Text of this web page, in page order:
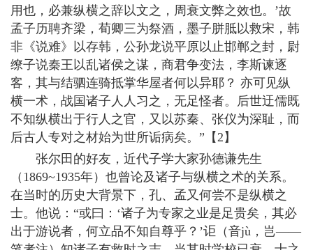
用也，必兼纵横之辞以文之，周衰文弊之效也。’故
孟子历聘齐梁，荀卿三为祭酒，墨子胼胝以救宋，韩
非《说难》以存韩，公孙龙说平原以止邯郸之封，尉
缭子说秦王以乱诸侯之谋，商君争变法，李斯谏逐
客，其与结驷连骑抵掌华屋者何以异耶？ 亦可见纵
横一术，战国诸子人人习之，无足怪者。后世迂儒既
不知纵横出于行人之官，又以苏秦、张仪为深耻，而
后古人专对之材始为世所诟病矣。”【2】
张尔田的好友，近代子学大家孙德谦先生
（1869~1935年）也曾论及诸子与纵横之术的关系。
在当时的历史大背景下，孔、孟又何尝不是纵横之
士。他说：“或曰：‘诸子为专家之业是足贵矣，其必
出于游说者，何立品不知自尊乎？’讵（音jù，岂——